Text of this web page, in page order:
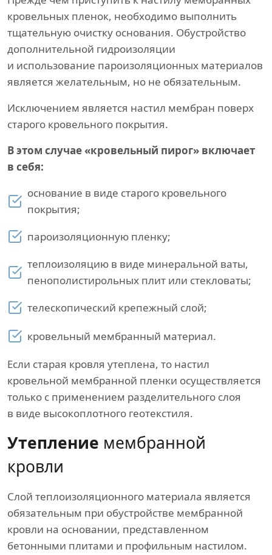
кровельных пленок, необходимо выполнить
тщательную очистку основания. Обустройство
дополнительной гидроизоляции
и использование пароизоляционных материалов
является желательным, но не обязательным.
Исключением является настил мембран поверх
старого кровельного покрытия.
В этом случае «кровельный пирог» включает
в себя:
основание в виде старого кровельного
покрытия;
пароизоляционную пленку;
теплоизоляцию в виде минеральной ваты,
пенополистирольных плит или стекловаты;
телескопический крепежный слой;
кровельный мембранный материал.
Если старая кровля утеплена, то настил
кровельной мембранной пленки осуществляется
только с применением разделительного слоя
в виде высокоплотного геотекстиля.
Утепление мембранной
кровли
Слой теплоизоляционного материала является
обязательным при обустройстве мембранной
кровли на основании, представленном
бетонными плитами и профильным настилом.